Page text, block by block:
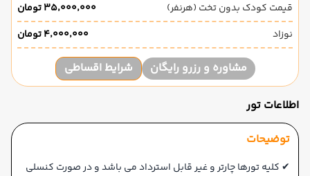
قیمت کودک بدون تخت (هرنفر)
۳۵٬۰۰۰٬۰۰۰ تومان
نوزاد
۴٬۰۰۰٬۰۰۰ تومان
مشاوره و رزرو رایگان شرایط اقساطی
اطلاعات تور
توضیحات
✔ کلیه تورها چارتر و غیر قابل استرداد می باشد و در صورت کنسلی